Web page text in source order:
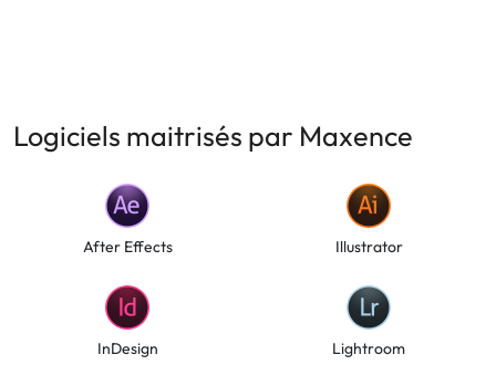
Logiciels maitrisés par Maxence
After Effects Illustrator
InDesign Lightroom